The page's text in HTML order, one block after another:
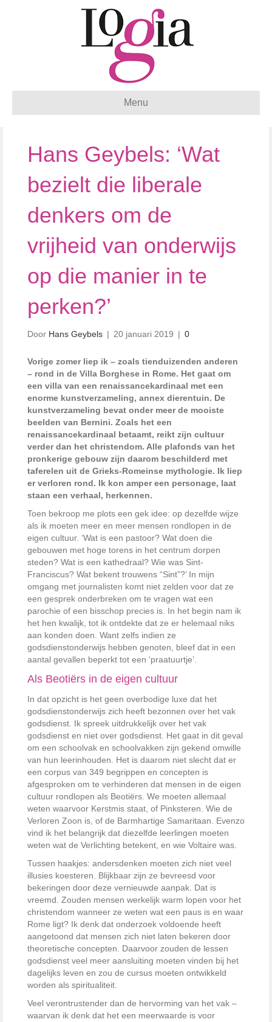
Menu
Hans Geybels: ‘Wat
bezielt die liberale
denkers om de
vrijheid van onderwijs
op die manier in te
perken?’
Door Hans Geybels | 20 januari 2019 | 0
Vorige zomer liep ik – zoals tienduizenden anderen
– rond in de Villa Borghese in Rome. Het gaat om
een villa van een renaissancekardinaal met een
enorme kunstverzameling, annex dierentuin. De
kunstverzameling bevat onder meer de mooiste
beelden van Bernini. Zoals het een
renaissancekardinaal betaamt, reikt zijn cultuur
verder dan het christendom. Alle plafonds van het
pronkerige gebouw zijn daarom beschilderd met
taferelen uit de Grieks-Romeinse mythologie. Ik liep
er verloren rond. Ik kon amper een personage, laat
staan een verhaal, herkennen.
Toen bekroop me plots een gek idee: op dezelfde wijze
als ik moeten meer en meer mensen rondlopen in de
eigen cultuur. ‘Wat is een pastoor? Wat doen die
gebouwen met hoge torens in het centrum dorpen
steden? Wat is een kathedraal? Wie was Sint-
Franciscus? Wat bekent trouwens “Sint”?’ In mijn
omgang met journalisten komt niet zelden voor dat ze
een gesprek onderbreken om te vragen wat een
parochie of een bisschop precies is. In het begin nam ik
het hen kwalijk, tot ik ontdekte dat ze er helemaal niks
aan konden doen. Want zelfs indien ze
godsdienstonderwijs hebben genoten, bleef dat in een
aantal gevallen beperkt tot een ‘praatuurtje’.
Als Beotiërs in de eigen cultuur
In dat opzicht is het geen overbodige luxe dat het
godsdienstonderwijs zich heeft bezonnen over het vak
godsdienst. Ik spreek uitdrukkelijk over het vak
godsdienst en niet over godsdienst. Het gaat in dit geval
om een schoolvak en schoolvakken zijn gekend omwille
van hun leerinhouden. Het is daarom niet slecht dat er
een corpus van 349 begrippen en concepten is
afgesproken om te verhinderen dat mensen in de eigen
cultuur rondlopen als Beotiërs. We moeten allemaal
weten waarvoor Kerstmis staat, of Pinksteren. Wie de
Verloren Zoon is, of de Barmhartige Samaritaan. Evenzo
vind ik het belangrijk dat diezelfde leerlingen moeten
weten wat de Verlichting betekent, en wie Voltaire was.
Tussen haakjes: andersdenken moeten zich niet veel
illusies koesteren. Blijkbaar zijn ze bevreesd voor
bekeringen door deze vernieuwde aanpak. Dat is
vreemd. Zouden mensen werkelijk warm lopen voor het
christendom wanneer ze weten wat een paus is en waar
Rome ligt? Ik denk dat onderzoek voldoende heeft
aangetoond dat mensen zich niet laten bekeren door
theoretische concepten. Daarvoor zouden de lessen
godsdienst veel meer aansluiting moeten vinden bij het
dagelijks leven en zou de cursus moeten ontwikkeld
worden als spiritualiteit.
Veel verontrustender dan de hervorming van het vak –
waarvan ik denk dat het een meerwaarde is voor